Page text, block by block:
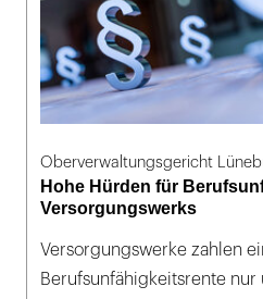
Oberverwaltungsgericht
Hohe Hürden für
Versorgungswerks
Versorgungswerke zahlen
Berufsunfähigkeitsrente nur